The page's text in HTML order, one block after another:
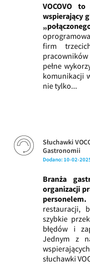
VOCOVO
wspierający
firm
pełne
komunikacji
nie tylko...
Słuchawki
Gastronomii
Dodano:10-02-
Branża
organizacji
restauracji,
szybkie
błędów i
Jednym z
słuchawki